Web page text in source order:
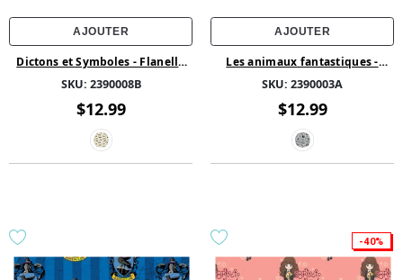
AJOUTER
Dictons et Symboles - Flanelle
and Wizarding World - Crème
SKU: 2390008B
$12.99
AJOUTER
Les animaux fantastiques -
imprimé de Fantastic Beasts
SKU: 2390003A
$12.99
-40%